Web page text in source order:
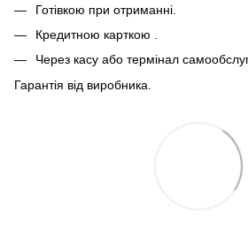
Готівкою при отриманні.
Кредитною карткою .
Через касу або термінал
Гарантія від виробника.